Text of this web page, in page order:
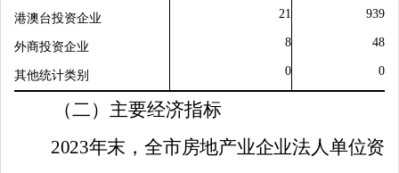
港澳台投资企业 21 939
外商投资企业 8 48
其他统计类别 0 0
（二）主要经济指标
2023年末，全市房地产业企业法人单位资